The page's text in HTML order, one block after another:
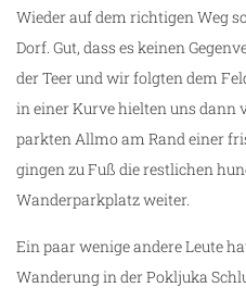
Wieder auf dem richtigen Weg
Dorf. Gut, dass es keinen
der Teer und wir folgten dem
in einer Kurve hielten uns dann
parkten Allmo am Rand einer
gingen zu Fuß die restlichen
Wanderparkplatz weiter.
Ein paar wenige andere Leute
Wanderung in der Pokljuka